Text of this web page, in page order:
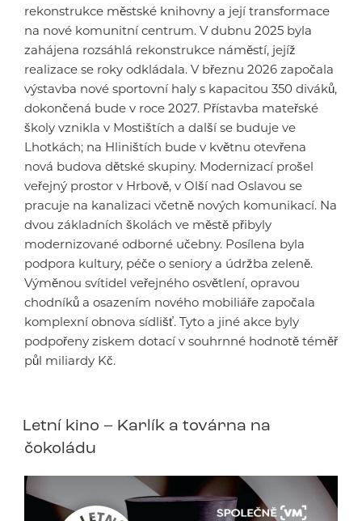
rekonstrukce městské knihovny a její transformace
na nové komunitní centrum. V dubnu 2025 byla
zahájena rozsáhlá rekonstrukce náměstí, jejíž
realizace se roky odkládala. V březnu 2026 započala
výstavba nové sportovní haly s kapacitou 350 diváků,
dokončená bude v roce 2027. Přístavba mateřské
školy vznikla v Mostištích a další se buduje ve
Lhotkách; na Hliništích bude v květnu otevřena
nová budova dětské skupiny. Modernizací prošel
veřejný prostor v Hrbově, v Olší nad Oslavou se
pracuje na kanalizaci včetně nových komunikací. Na
dvou základních školách ve městě přibyly
modernizované odborné učebny. Posílena byla
podpora kultury, péče o seniory a údržba zeleně.
Výměnou svítidel veřejného osvětlení, opravou
chodníků a osazením nového mobiliáře započala
komplexní obnova sídlišť. Tyto a jiné akce byly
podpořeny ziskem dotací v souhrnné hodnotě téměř
půl miliardy Kč.
Letní kino – Karlík a továrna na
čokoládu